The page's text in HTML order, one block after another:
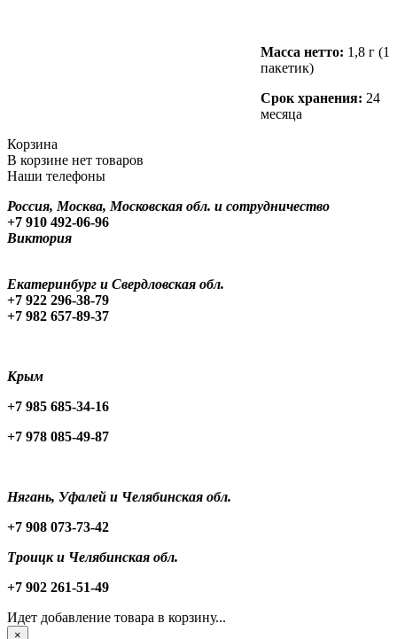
Масса нетто: 1,8 г (1
пакетик)
Срок хранения: 24
месяца
Корзина
В корзине нет товаров
Наши телефоны
Россия, Москва, Московская обл. и сотрудничество
+7 910 492-06-96
Виктория
Екатеринбург и Свердловская обл.
+7 922 296-38-79
+7 982 657-89-37
Крым
+7 985 685-34-16
+7 978 085-49-87
Нягань, Уфалей и Челябинская обл.
+7 908 073-73-42
Троицк и Челябинская обл.
+7 902 261-51-49
Идет добавление товара в корзину...
×